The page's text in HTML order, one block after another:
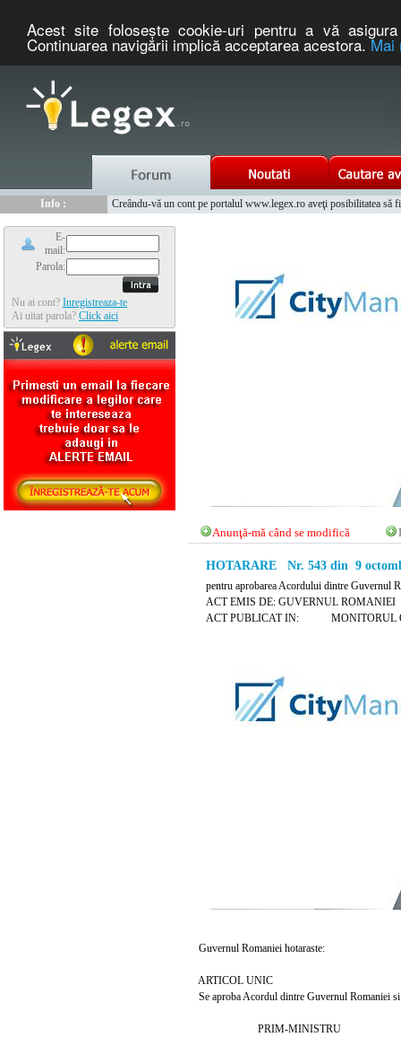
Acest site foloseşte cookie-uri pentru a vă
Continuarea navigării implică acceptarea acestora.Mai
Info :
Creându-vă un cont pe portalul www.legex.ro aveţi posibilitatea să
E-
mail:
Parola:
Nu ai cont? Inregistreaza-te
Ai uitat parola? Click aici
Anunţă-mă când se modifică
HOTARARE Nr. 543 din 9
pentru aprobarea Acordului dintre Guvernul
ACT EMIS DE: GUVERNUL ROMANIEI
ACT PUBLICAT IN: MONITORUL
Guvernul Romaniei hotaraste:
ARTICOL UNIC
Se aproba Acordul dintre Guvernul Romaniei
PRIM-MINISTRU